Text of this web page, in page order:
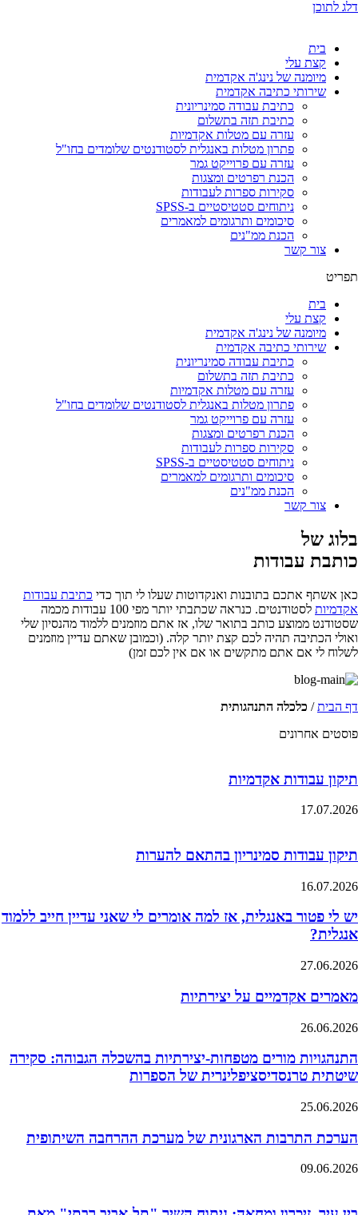
דלג לתוכן
בית
קצת עלי
מיומנה של נינג'ה אקדמית
שירותי כתיבה אקדמית
כתיבת עבודה סמינריונית
כתיבת תזה בתשלום
עזרה עם מטלות אקדמיות
פתרון מטלות באנגלית לסטודנטים שלומדים בחו"ל
עזרה עם פרוייקט גמר
הכנת רפרטים ומצגות
סקירות ספרות לעבודות
ניתוחים סטטיסטיים ב-SPSS
סיכומים ותרגומים למאמרים
הכנת ממ"נים
צור קשר
תפריט
בית
קצת עלי
מיומנה של נינג'ה אקדמית
שירותי כתיבה אקדמית
כתיבת עבודה סמינריונית
כתיבת תזה בתשלום
עזרה עם מטלות אקדמיות
פתרון מטלות באנגלית לסטודנטים שלומדים בחו"ל
עזרה עם פרוייקט גמר
הכנת רפרטים ומצגות
סקירות ספרות לעבודות
ניתוחים סטטיסטיים ב-SPSS
סיכומים ותרגומים למאמרים
הכנת ממ"נים
צור קשר
בלוג של
כותבת עבודות
כאן אשתף אתכם בתובנות ואנקדוטות שעלו לי תוך כדי כתיבת עבודות
אקדמיות
לסטודנטים. כנראה שכתבתי יותר מפי 100 עבודות מכמה
שסטודנט ממוצע כותב בתואר שלו, אז אתם מוזמנים ללמוד מהנסיון שלי
ואולי הכתיבה תהיה לכם קצת יותר קלה. (וכמובן שאתם עדיין מוזמנים
לשלוח לי אם אתם מתקשים או אם אין לכם זמן)
דף הבית/ כלכלה התנהגותית
פוסטים אחרונים
תיקון עבודות אקדמיות
17.07.2026
תיקון עבודות סמינריון בהתאם להערות
16.07.2026
יש לי פטור באנגלית, אז למה אומרים לי שאני עדיין חייב ללמוד
אנגלית?
27.06.2026
מאמרים אקדמיים על יצירתיות
26.06.2026
התנהגויות מורים מטפחות-יצירתיות בהשכלה הגבוהה: סקירה
שיטתית טרנסדיסציפלינרית של הספרות
25.06.2026
הערכת התרבות הארגונית של מערכת ההרחבה השיתופית
09.06.2026